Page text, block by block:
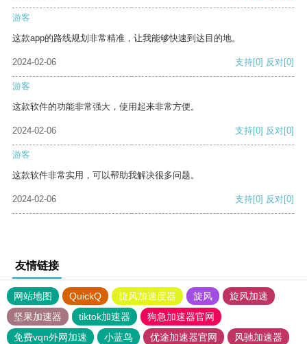
游客
这款app的路线规划非常精准，让我能够快速到达目的地。
2024-02-06 支持[0] 反对[0]
游客
这款软件的功能非常强大，使用起来非常方便。
2024-02-06 支持[0] 反对[0]
游客
这款软件非常实用，可以帮助我解决很多问题。
2024-02-06 支持[0] 反对[0]
友情链接
网站地图 QuickQ 旋风加速度器 旋风
旋风加速
坚果加速器
tiktok加速器
狗急加速器官网
免费vqn外网加速
小蓝鸟 优途加速器官网
风驰加速器